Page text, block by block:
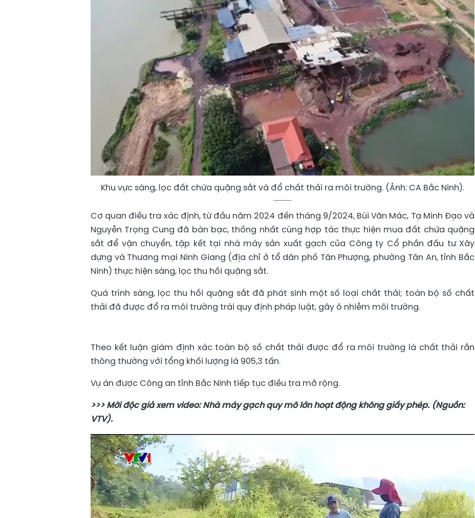
Khu vực sàng, lọc đất chứa quặng sắt và đổ chất thải ra môi trường. (Ảnh: CA Bắc Ninh).
Cơ quan điều tra xác định, từ đầu năm 2024 đến tháng 9/2024, Bùi Văn Mác, Tạ Minh Đạo và
Nguyễn Trọng Cung đã bàn bạc, thống nhất cùng hợp tác thực hiện mua đất chứa quặng
sắt để vận chuyển, tập kết tại nhà máy sản xuất gạch của Công ty Cổ phần đầu tư Xây
dựng và Thương mại Ninh Giang (địa chỉ ở tổ dân phố Tân Phượng, phường Tân An, tỉnh Bắc
Ninh) thực hiện sàng, lọc thu hồi quặng sắt.
Quá trình sàng, lọc thu hồi quặng sắt đã phát sinh một số loại chất thải; toàn bộ số chất
thải đã được đổ ra môi trường trái quy định pháp luật, gây ô nhiễm môi trường.
Theo kết luận giám định xác toàn bộ số chất thải được đổ ra môi trường là chất thải rắn
thông thường với tổng khối lượng là 905,3 tấn.
Vụ án được Công an tỉnh Bắc Ninh tiếp tục điều tra mở rộng.
>>> Mời độc giả xem video: Nhà máy gạch quy mô lớn hoạt động không giấy phép. (Nguồn:
VTV).